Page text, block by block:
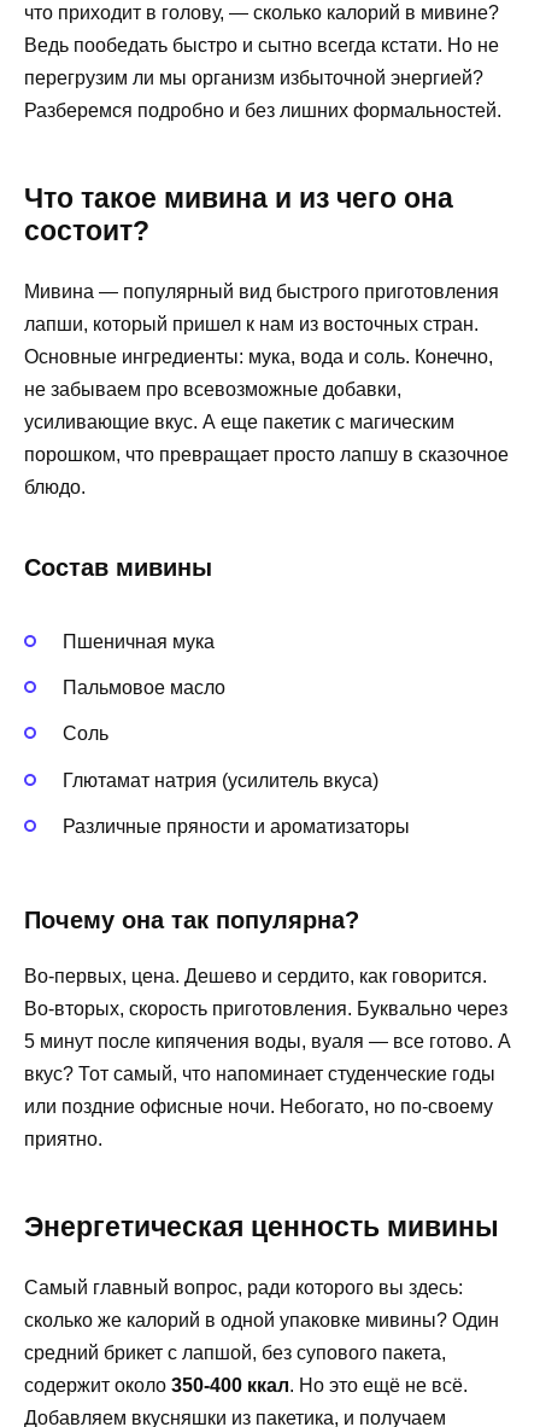
что приходит в голову, — сколько калорий в мивине?
Ведь пообедать быстро и сытно всегда кстати. Но не
перегрузим ли мы организм избыточной энергией?
Разберемся подробно и без лишних формальностей.
Что такое мивина и из чего она
состоит?
Мивина — популярный вид быстрого приготовления
лапши, который пришел к нам из восточных стран.
Основные ингредиенты: мука, вода и соль. Конечно,
не забываем про всевозможные добавки,
усиливающие вкус. А еще пакетик с магическим
порошком, что превращает просто лапшу в сказочное
блюдо.
Состав мивины
Пшеничная мука
Пальмовое масло
Соль
Глютамат натрия (усилитель вкуса)
Различные пряности и ароматизаторы
Почему она так популярна?
Во-первых, цена. Дешево и сердито, как говорится.
Во-вторых, скорость приготовления. Буквально через
5 минут после кипячения воды, вуаля — все готово. А
вкус? Тот самый, что напоминает студенческие годы
или поздние офисные ночи. Небогато, но по-своему
приятно.
Энергетическая ценность мивины
Самый главный вопрос, ради которого вы здесь:
сколько же калорий в одной упаковке мивины? Один
средний брикет с лапшой, без супового пакета,
содержит около 350-400 ккал. Но это ещё не всё.
Добавляем вкусняшки из пакетика, и получаем